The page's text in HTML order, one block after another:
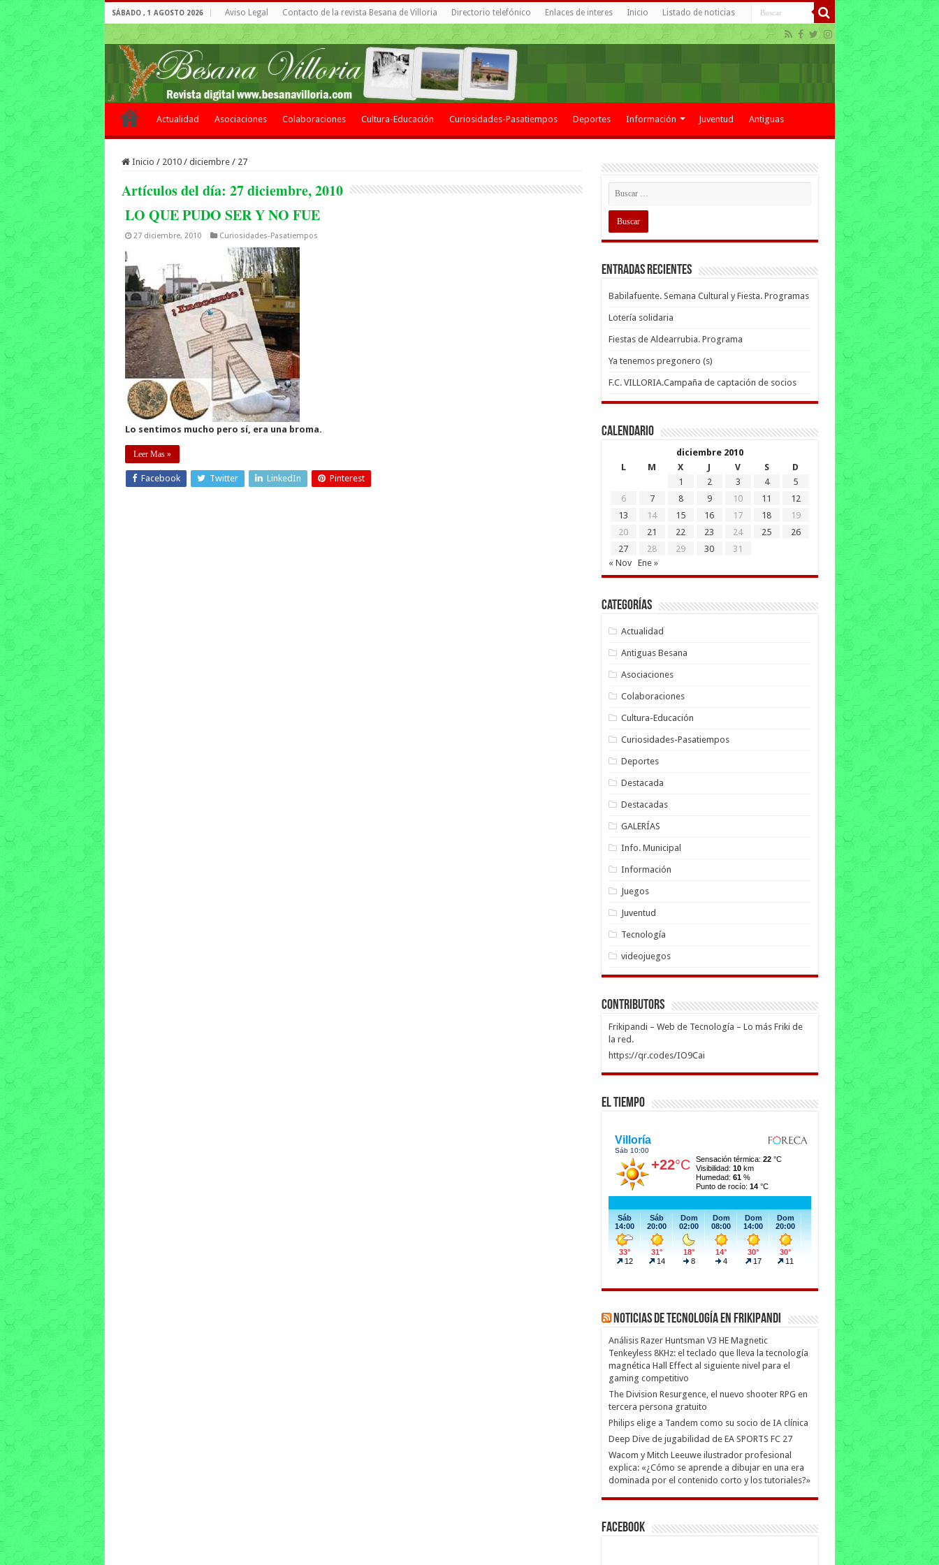
SÁBADO , 1 AGOSTO 2026 Aviso Legal Contacto de la revista Besana de Villoria Directorio telefónico Enlaces de interes Inicio Listado de noticias
Actualidad Asociaciones Colaboraciones Cultura-Educación Curiosidades-Pasatiempos Deportes Información Juventud Antiguas
Inicio / 2010 / diciembre / 27
Artículos del día: 27 diciembre, 2010
LO QUE PUDO SER Y NO FUE
27 diciembre, 2010 Curiosidades-Pasatiempos
Lo sentimos mucho pero sí, era una broma.
Leer Mas »
Facebook Twitter LinkedIn Pinterest
Entradas recientes
Babilafuente. Semana Cultural y Fiesta. Programas
Lotería solidaria
Fiestas de Aldearrubia. Programa
Ya tenemos pregonero (s)
F.C. VILLORIA.Campaña de captación de socios
Calendario
diciembre 2010
L
M X J V S
D
1
2 3 4
5
6
7 8 9 10 11
12
13
14 15 16 17 18
19
20
21 22 23 24 25
26
27
28 29 30
31
« Nov
Ene »
Categorías
Actualidad
Antiguas Besana
Asociaciones
Colaboraciones
Cultura-Educación
Curiosidades-Pasatiempos
Deportes
Destacada
Destacadas
GALERÍAS
Info. Municipal
Información
Juegos
Juventud
Tecnología
videojuegos
Contributors
Frikipandi – Web de Tecnología – Lo más Friki de
la red.
https://qr.codes/IO9Cai
El Tiempo
Noticias de Tecnología en Frikipandi
Análisis Razer Huntsman V3 HE Magnetic
Tenkeyless 8KHz: el teclado que lleva la tecnología
magnética Hall Effect al siguiente nivel para el
gaming competitivo
The Division Resurgence, el nuevo shooter RPG en
tercera persona gratuito
Philips elige a Tandem como su socio de IA clínica
Deep Dive de jugabilidad de EA SPORTS FC 27
Wacom y Mitch Leeuwe ilustrador profesional
explica: «¿Cómo se aprende a dibujar en una era
dominada por el contenido corto y los tutoriales?»
Facebook